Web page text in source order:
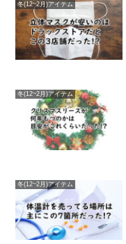
冬(12~2月)アイテム
冬(12~2月)アイテム
冬(12~2月)アイテム